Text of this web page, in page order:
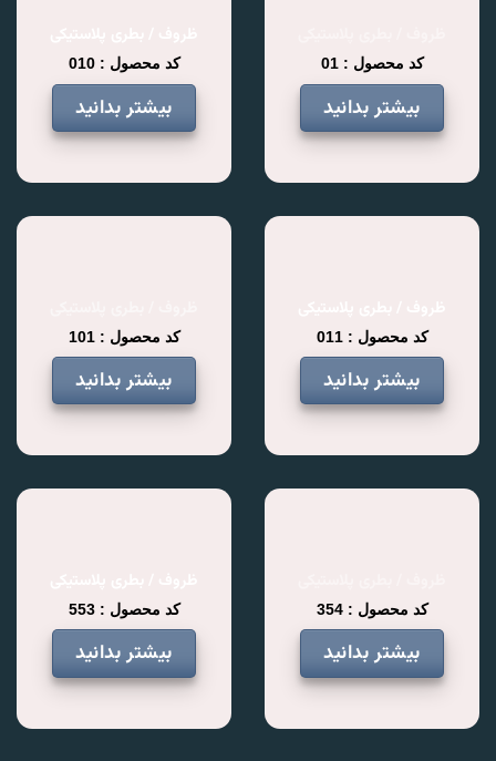
کد محصول : 01
بیشتر بدانید
کد محصول : 010
بیشتر بدانید
کد محصول : 011
بیشتر بدانید
کد محصول : 101
بیشتر بدانید
کد محصول : 354
بیشتر بدانید
کد محصول : 553
بیشتر بدانید